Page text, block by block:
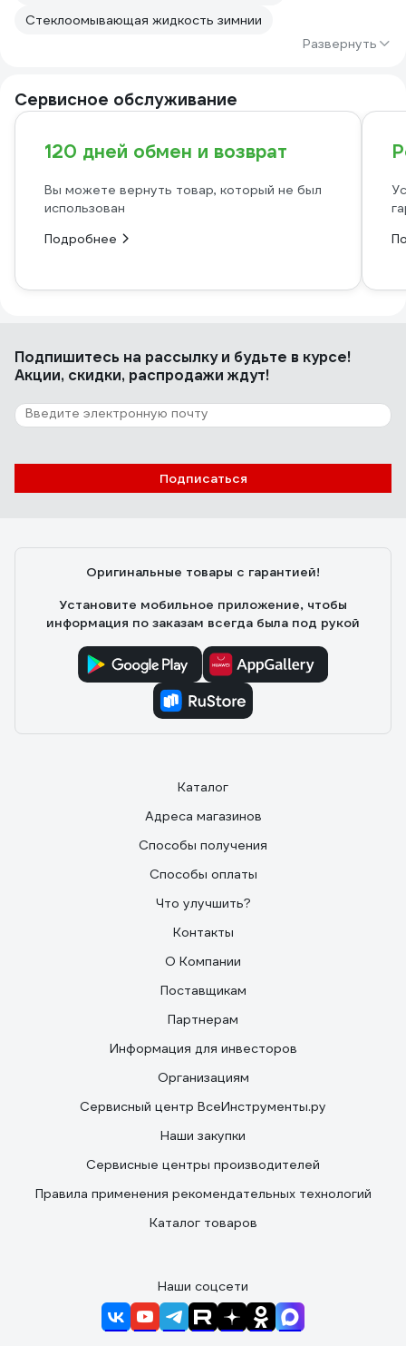
Стеклоомывающая жидкость зимнии
Развернуть
Сервисное обслуживание
120 дней обмен и возврат
Вы можете вернуть товар, который не был
использован
Подробнее
Подпишитесь на рассылкуи будьте в курсе!
Акции, скидки, распродажи ждут!
Подписаться
Оригинальные товары с гарантией!
Установите мобильное приложение, чтобы
информация по заказам всегда была под рукой
Каталог
Адреса магазинов
Способы получения
Способы оплаты
Что улучшить?
Контакты
О Компании
Поставщикам
Партнерам
Информация для инвесторов
Организациям
Сервисный центр ВсеИнструменты.ру
Наши закупки
Сервисные центры производителей
Правила применения рекомендательных технологий
Каталог товаров
Наши соцсети